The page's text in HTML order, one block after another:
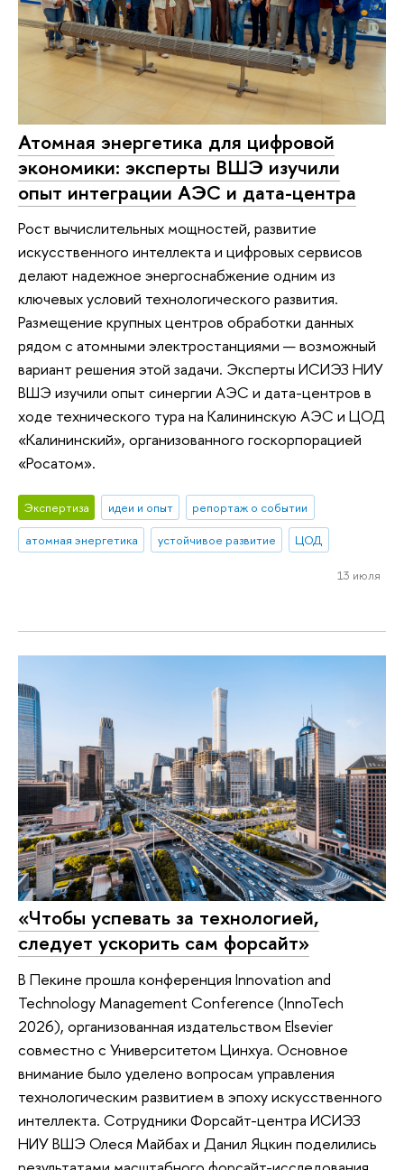
Атомная энергетика для цифровой
экономики: эксперты ВШЭ изучили
опыт интеграции АЭС и дата-центра
Рост вычислительных мощностей, развитие
искусственного интеллекта и цифровых сервисов
делают надежное энергоснабжение одним из
ключевых условий технологического развития.
Размещение крупных центров обработки данных
рядом с атомными электростанциями — возможный
вариант решения этой задачи. Эксперты ИСИЭЗ НИУ
ВШЭ изучили опыт синергии АЭС и дата-центров в
ходе технического тура на Калининскую АЭС и ЦОД
«Калининский», организованного госкорпорацией
«Росатом».
Экспертиза идеи и опыт
репортаж о событии
атомная энергетика
устойчивое развитие ЦОД
13 июля
«Чтобы успевать за технологией,
следует ускорить сам форсайт»
В Пекине прошла конференция Innovation and
Technology Management Conference (InnoTech
2026), организованная издательством Elsevier
совместно с Университетом Цинхуа. Основное
внимание было уделено вопросам управления
технологическим развитием в эпоху искусственного
интеллекта. Сотрудники Форсайт-центра ИСИЭЗ
НИУ ВШЭ Олеся Майбах и Данил Яцкин поделились